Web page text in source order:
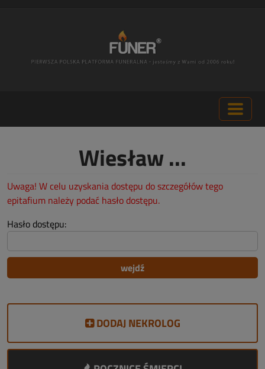
Wiesław ...
Uwaga! W celu uzyskania dostępu do szczegółów tego
epitafium należy podać hasło dostępu.
Hasło dostępu:
DODAJ NEKROLOG